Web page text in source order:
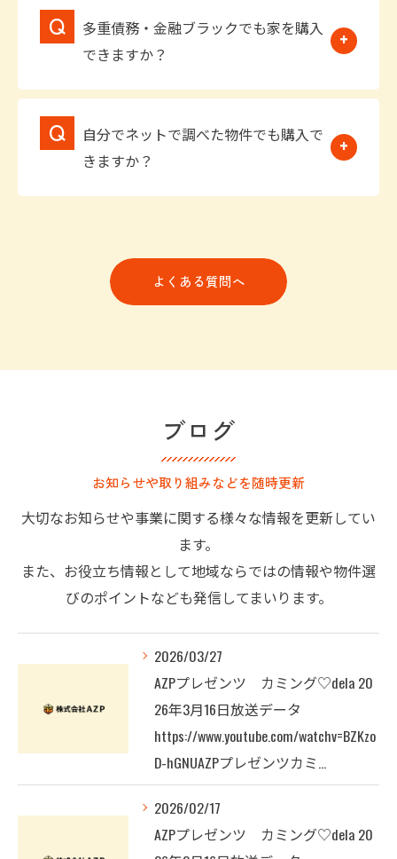
多重債務・金融ブラックでも家を購入
できますか？
自分でネットで調べた物件でも購入で
きますか？
よくある質問へ
お知らせや取り組みなどを随時更新
ブログ
大切なお知らせや事業に関する様々な情報を更新してい
ます。
また、お役立ち情報として地域ならではの情報や物件選
びのポイントなども発信してまいります。
2026/03/27
AZPプレゼンツ カミング♡dela 20
26年3月16日放送データ
https://www.youtube.com/watchv=BZKzo
D-hGNUAZPプレゼンツカミ…
2026/02/17
AZPプレゼンツ カミング♡dela 20